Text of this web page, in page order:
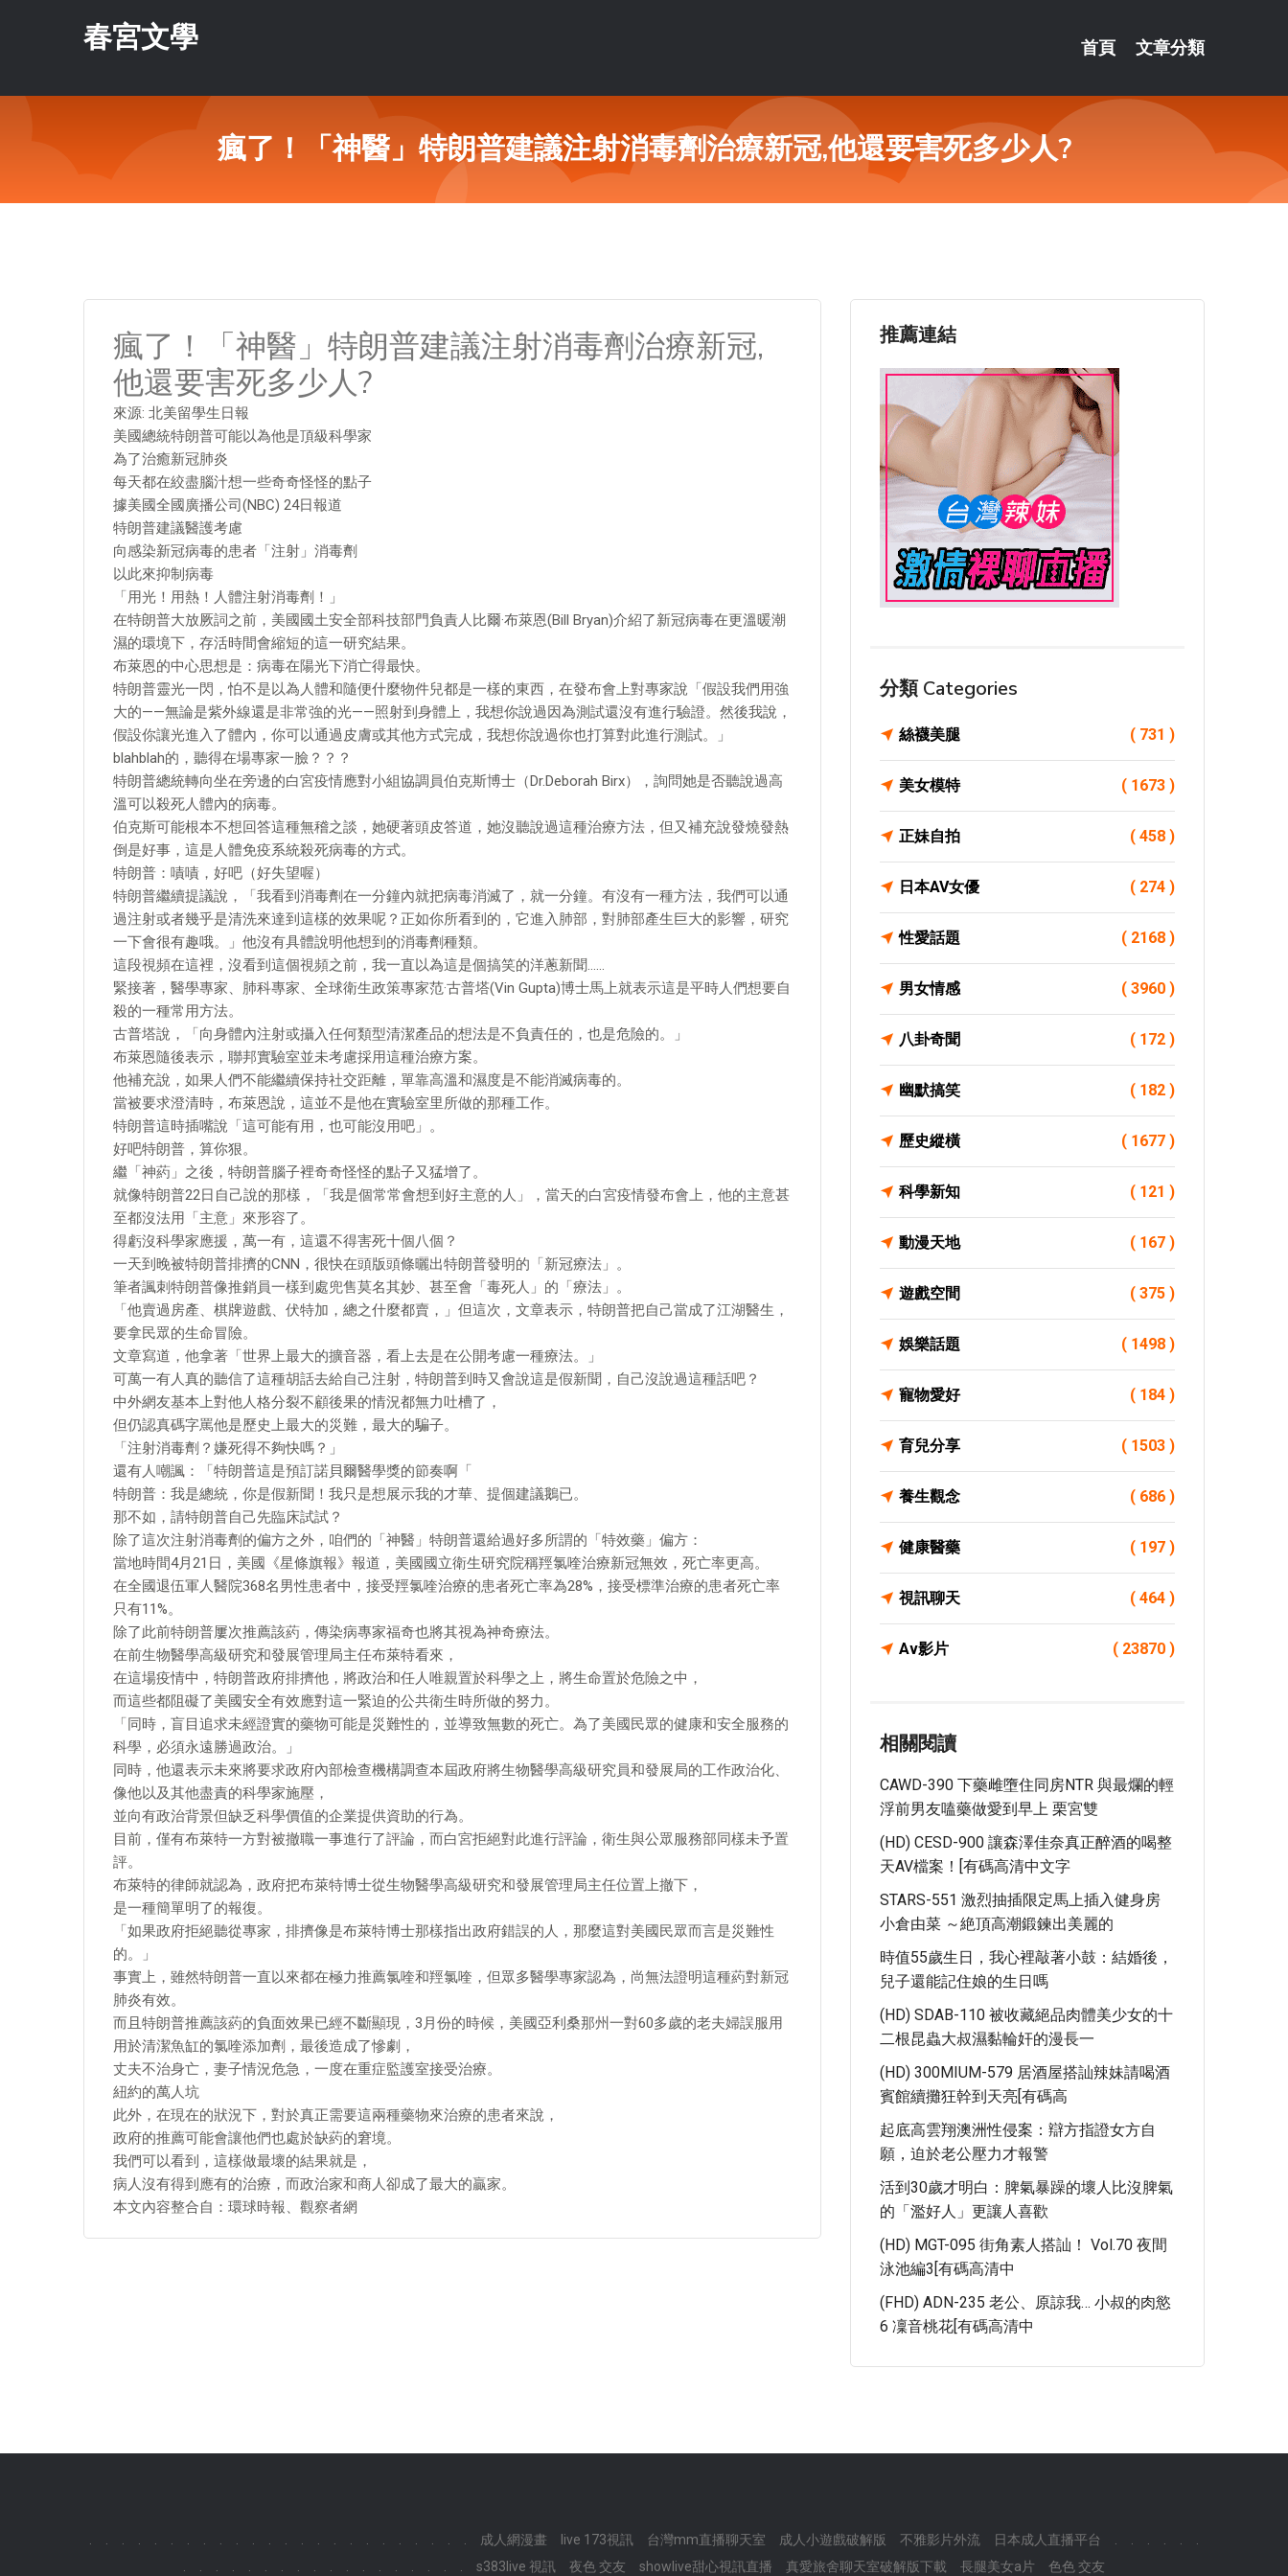
春宮文學 首頁 文章分類
瘋了！「神醫」特朗普建議注射消毒劑治療新冠,他還要害死多少人?
瘋了！「神醫」特朗普建議注射消毒劑治療新冠,
他還要害死多少人?
來源: 北美留學生日報
美國總統特朗普可能以為他是頂級科學家
為了治癒新冠肺炎
每天都在絞盡腦汁想一些奇奇怪怪的點子
據美國全國廣播公司(NBC) 24日報道
特朗普建議醫護考慮
向感染新冠病毒的患者「注射」消毒劑
以此來抑制病毒
「用光！用熱！人體注射消毒劑！」
在特朗普大放厥詞之前，美國國土安全部科技部門負責人比爾·布萊恩(Bill Bryan)介紹了新冠病毒在更溫暖潮
濕的環境下，存活時間會縮短的這一研究結果。
布萊恩的中心思想是：病毒在陽光下消亡得最快。
特朗普靈光一閃，怕不是以為人體和隨便什麼物件兒都是一樣的東西，在發布會上對專家說「假設我們用強
大的——無論是紫外線還是非常強的光——照射到身體上，我想你說過因為測試還沒有進行驗證。然後我說，
假設你讓光進入了體內，你可以通過皮膚或其他方式完成，我想你說過你也打算對此進行測試。」
blahblah的，聽得在場專家一臉？？？
特朗普總統轉向坐在旁邊的白宮疫情應對小組協調員伯克斯博士（Dr.Deborah Birx），詢問她是否聽說過高
溫可以殺死人體內的病毒。
伯克斯可能根本不想回答這種無稽之談，她硬著頭皮答道，她沒聽說過這種治療方法，但又補充說發燒發熱
倒是好事，這是人體免疫系統殺死病毒的方式。
特朗普：嘖嘖，好吧（好失望喔）
特朗普繼續提議說，「我看到消毒劑在一分鐘內就把病毒消滅了，就一分鐘。有沒有一種方法，我們可以通
過注射或者幾乎是清洗來達到這樣的效果呢？正如你所看到的，它進入肺部，對肺部產生巨大的影響，研究
一下會很有趣哦。」他沒有具體說明他想到的消毒劑種類。
這段視頻在這裡，沒看到這個視頻之前，我一直以為這是個搞笑的洋蔥新聞……
緊接著，醫學專家、肺科專家、全球衛生政策專家范·古普塔(Vin Gupta)博士馬上就表示這是平時人們想要自
殺的一種常用方法。
古普塔說，「向身體內注射或攝入任何類型清潔產品的想法是不負責任的，也是危險的。」
布萊恩隨後表示，聯邦實驗室並未考慮採用這種治療方案。
他補充說，如果人們不能繼續保持社交距離，單靠高溫和濕度是不能消滅病毒的。
當被要求澄清時，布萊恩說，這並不是他在實驗室里所做的那種工作。
特朗普這時插嘴說「這可能有用，也可能沒用吧」。
好吧特朗普，算你狠。
繼「神葯」之後，特朗普腦子裡奇奇怪怪的點子又猛增了。
就像特朗普22日自己說的那樣，「我是個常常會想到好主意的人」，當天的白宮疫情發布會上，他的主意甚
至都沒法用「主意」來形容了。
得虧沒科學家應援，萬一有，這還不得害死十個八個？
一天到晚被特朗普排擠的CNN，很快在頭版頭條曬出特朗普發明的「新冠療法」。
筆者諷刺特朗普像推銷員一樣到處兜售莫名其妙、甚至會「毒死人」的「療法」。
「他賣過房產、棋牌遊戲、伏特加，總之什麼都賣，」但這次，文章表示，特朗普把自己當成了江湖醫生，
要拿民眾的生命冒險。
文章寫道，他拿著「世界上最大的擴音器，看上去是在公開考慮一種療法。」
可萬一有人真的聽信了這種胡話去給自己注射，特朗普到時又會說這是假新聞，自己沒說過這種話吧？
中外網友基本上對他人格分裂不顧後果的情況都無力吐槽了，
但仍認真碼字罵他是歷史上最大的災難，最大的騙子。
「注射消毒劑？嫌死得不夠快嗎？」
還有人嘲諷：「特朗普這是預訂諾貝爾醫學獎的節奏啊「
特朗普：我是總統，你是假新聞！我只是想展示我的才華、提個建議鵝已。
那不如，請特朗普自己先臨床試試？
除了這次注射消毒劑的偏方之外，咱們的「神醫」特朗普還給過好多所謂的「特效藥」偏方：
當地時間4月21日，美國《星條旗報》報道，美國國立衛生研究院稱羥氯喹治療新冠無效，死亡率更高。
在全國退伍軍人醫院368名男性患者中，接受羥氯喹治療的患者死亡率為28%，接受標準治療的患者死亡率
只有11%。
除了此前特朗普屢次推薦該葯，傳染病專家福奇也將其視為神奇療法。
在前生物醫學高級研究和發展管理局主任布萊特看來，
在這場疫情中，特朗普政府排擠他，將政治和任人唯親置於科學之上，將生命置於危險之中，
而這些都阻礙了美國安全有效應對這一緊迫的公共衛生時所做的努力。
「同時，盲目追求未經證實的藥物可能是災難性的，並導致無數的死亡。為了美國民眾的健康和安全服務的
科學，必須永遠勝過政治。」
同時，他還表示未來將要求政府內部檢查機構調查本屆政府將生物醫學高級研究員和發展局的工作政治化、
像他以及其他盡責的科學家施壓，
並向有政治背景但缺乏科學價值的企業提供資助的行為。
目前，僅有布萊特一方對被撤職一事進行了評論，而白宮拒絕對此進行評論，衛生與公眾服務部同樣未予置
評。
布萊特的律師就認為，政府把布萊特博士從生物醫學高級研究和發展管理局主任位置上撤下，
是一種簡單明了的報復。
「如果政府拒絕聽從專家，排擠像是布萊特博士那樣指出政府錯誤的人，那麼這對美國民眾而言是災難性
的。」
事實上，雖然特朗普一直以來都在極力推薦氯喹和羥氯喹，但眾多醫學專家認為，尚無法證明這種葯對新冠
肺炎有效。
而且特朗普推薦該葯的負面效果已經不斷顯現，3月份的時候，美國亞利桑那州一對60多歲的老夫婦誤服用
用於清潔魚缸的氯喹添加劑，最後造成了慘劇，
丈夫不治身亡，妻子情況危急，一度在重症監護室接受治療。
紐約的萬人坑
此外，在現在的狀況下，對於真正需要這兩種藥物來治療的患者來說，
政府的推薦可能會讓他們也處於缺葯的窘境。
我們可以看到，這樣做最壞的結果就是，
病人沒有得到應有的治療，而政治家和商人卻成了最大的贏家。
本文內容整合自：環球時報、觀察者網
推薦連結
分類 Categories
絲襪美腿 ( 731 )
美女模特 ( 1673 )
正妹自拍 ( 458 )
日本AV女優 ( 274 )
性愛話題 ( 2168 )
男女情感 ( 3960 )
八卦奇聞 ( 172 )
幽默搞笑 ( 182 )
歷史縱橫 ( 1677 )
科學新知 ( 121 )
動漫天地 ( 167 )
遊戲空間 ( 375 )
娛樂話題 ( 1498 )
寵物愛好 ( 184 )
育兒分享 ( 1503 )
養生觀念 ( 686 )
健康醫藥 ( 197 )
視訊聊天 ( 464 )
Av影片 ( 23870 )
相關閱讀
CAWD-390 下藥雌墮住同房NTR 與最爛的輕
浮前男友嗑藥做愛到早上 栗宮雙
(HD) CESD-900 讓森澤佳奈真正醉酒的喝整
天AV檔案！[有碼高清中文字
STARS-551 激烈抽插限定馬上插入健身房
小倉由菜 ～絶頂高潮鍛鍊出美麗的
時值55歲生日，我心裡敲著小鼓：結婚後，
兒子還能記住娘的生日嗎
(HD) SDAB-110 被收藏絕品肉體美少女的十
二根昆蟲大叔濕黏輪奸的漫長一
(HD) 300MIUM-579 居酒屋搭訕辣妹請喝酒
賓館續攤狂幹到天亮[有碼高
起底高雲翔澳洲性侵案：辯方指證女方自
願，迫於老公壓力才報警
活到30歲才明白：脾氣暴躁的壞人比沒脾氣
的「濫好人」更讓人喜歡
(HD) MGT-095 街角素人搭訕！ Vol.70 夜間
泳池編3[有碼高清中
(FHD) ADN-235 老公、原諒我… 小叔的肉慾
6 凜音桃花[有碼高清中
成人網漫畫 live 173視訊 台灣mm直播聊天室 成人小遊戲破解版 不雅影片外流 日本成人直播平台
s383live 視訊 夜色 交友 showlive甜心視訊直播 真愛旅舍聊天室破解版下載 長腿美女a片 色色 交友